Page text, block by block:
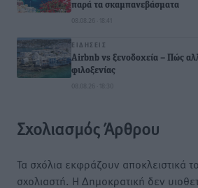
παρά τα σκαμπανεβάσματα
08.08.26 · 18:41
ΕΙΔΉΣΕΙΣ
Airbnb vs ξενοδοχεία – Πώς
φιλοξενίας
08.08.26 · 18:30
Σχολιασμός Άρθρου
Τα σχόλια εκφράζουν αποκλειστικά
σχολιαστή. Η Δημοκρατική δεν